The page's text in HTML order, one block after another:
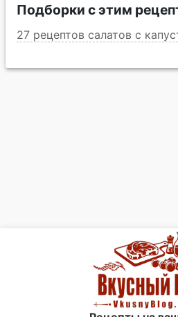
Подборки с этим
27 рецептов салатов с